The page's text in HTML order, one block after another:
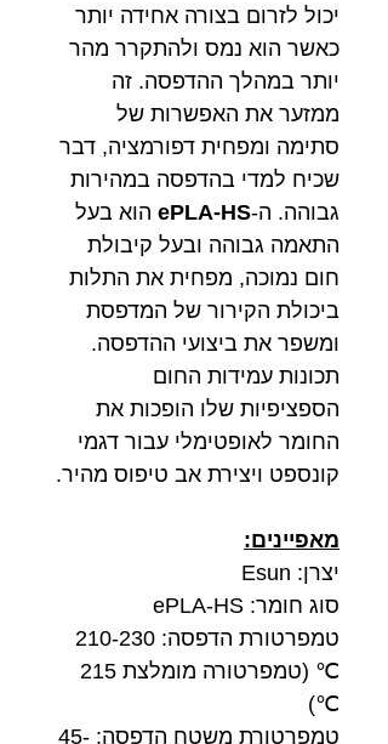
יכול לזרום בצורה אחידה יותר
כאשר הוא נמס ולהתקרר מהר
יותר במהלך ההדפסה. זה
ממזער את האפשרות של
סתימה ומפחית דפורמציה, דבר
שכיח למדי בהדפסה במהירות
גבוהה. ה-ePLA-HS הוא בעל
התאמה גבוהה ובעל קיבולת
חום נמוכה, מפחית את התלות
ביכולת הקירור של המדפסת
ומשפר את ביצועי ההדפסה.
תכונות עמידות החום
הספציפיות שלו הופכות את
החומר לאופטימלי עבור דגמי
קונספט ויצירת אב טיפוס מהיר.
מאפיינים:
יצרן: Esun
סוג חומר: ePLA-HS
טמפרטורת הדפסה: 210-230
℃ (טמפרטורה מומלצת 215
℃)
טמפרטורת משטח הדפסה: 45-